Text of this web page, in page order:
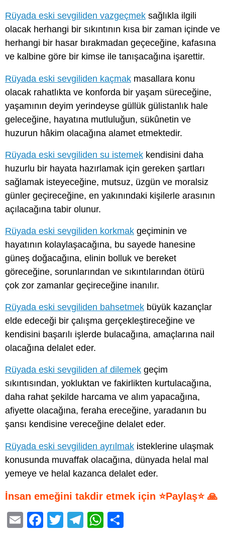
Rüyada eski sevgiliden vazgeçmek sağlıkla ilgili
olacak herhangi bir sıkıntının kısa bir zaman içinde ve
herhangi bir hasar bırakmadan geçeceğine, kafasına
ve kalbine göre bir kimse ile tanışacağına işarettir.
Rüyada eski sevgiliden kaçmak masallara konu
olacak rahatlıkta ve konforda bir yaşam süreceğine,
yaşamının deyim yerindeyse güllük gülistanlık hale
geleceğine, hayatına mutluluğun, sükûnetin ve
huzurun hâkim olacağına alamet etmektedir.
Rüyada eski sevgiliden su istemek kendisini daha
huzurlu bir hayata hazırlamak için gereken şartları
sağlamak isteyeceğine, mutsuz, üzgün ve moralsiz
günler geçireceğine, en yakınındaki kişilerle arasının
açılacağına tabir olunur.
Rüyada eski sevgiliden korkmak geçiminin ve
hayatının kolaylaşacağına, bu sayede hanesine
güneş doğacağına, elinin bolluk ve bereket
göreceğine, sorunlarından ve sıkıntılarından ötürü
çok zor zamanlar geçireceğine inanılır.
Rüyada eski sevgiliden bahsetmek büyük kazançlar
elde edeceği bir çalışma gerçekleştireceğine ve
kendisini başarılı işlerde bulacağına, amaçlarına nail
olacağına delalet eder.
Rüyada eski sevgiliden af dilemek geçim
sıkıntısından, yokluktan ve fakirlikten kurtulacağına,
daha rahat şekilde harcama ve alım yapacağına,
afiyette olacağına, feraha ereceğine, yaradanın bu
şansı kendisine vereceğine delalet eder.
Rüyada eski sevgiliden ayrılmak isteklerine ulaşmak
konusunda muvaffak olacağına, dünyada helal mal
yemeye ve helal kazanca delalet eder.
İnsan emeğini takdir etmek için ⭐Paylaş⭐ 🙏
E
F
T
T
W